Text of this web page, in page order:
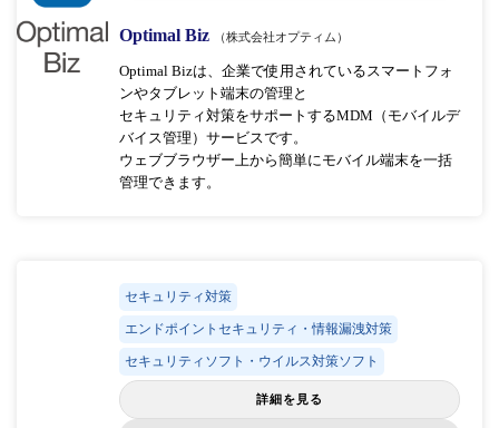
Optimal Biz （株式会社オプティム）
Optimal Bizは、企業で使用されているスマートフォ
ンやタブレット端末の管理と
セキュリティ対策をサポートするMDM（モバイルデ
バイス管理）サービスです。
ウェブブラウザー上から簡単にモバイル端末を一括
管理できます。
セキュリティ対策
エンドポイントセキュリティ・情報漏洩対策
セキュリティソフト・ウイルス対策ソフト
詳細を見る